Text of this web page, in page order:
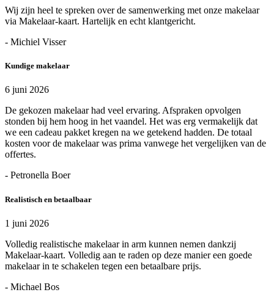
Wij zijn heel te spreken over de samenwerking met onze makelaar
via Makelaar-kaart. Hartelijk en echt klantgericht.
- Michiel Visser
Kundige makelaar
6 juni 2026
De gekozen makelaar had veel ervaring. Afspraken opvolgen
stonden bij hem hoog in het vaandel. Het was erg vermakelijk dat
we een cadeau pakket kregen na we getekend hadden. De totaal
kosten voor de makelaar was prima vanwege het vergelijken van de
offertes.
- Petronella Boer
Realistisch en betaalbaar
1 juni 2026
Volledig realistische makelaar in arm kunnen nemen dankzij
Makelaar-kaart. Volledig aan te raden op deze manier een goede
makelaar in te schakelen tegen een betaalbare prijs.
- Michael Bos